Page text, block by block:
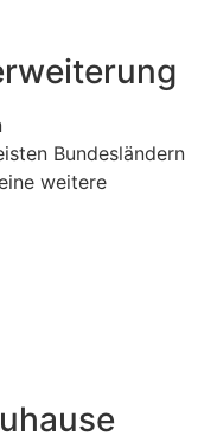
Bundesländern
weitere